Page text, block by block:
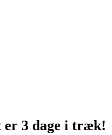
er 3 dage i træk!